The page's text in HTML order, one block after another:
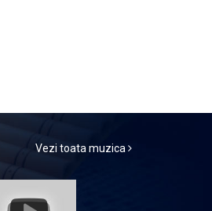
Vezi toata muzica